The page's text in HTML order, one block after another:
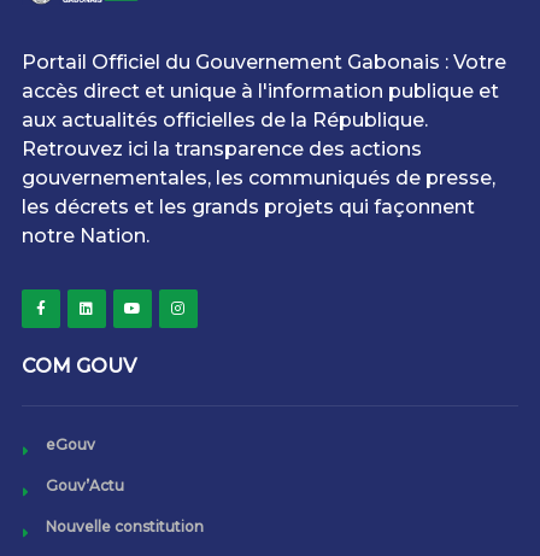
Portail Officiel du Gouvernement Gabonais : Votre
accès direct et unique à l'information publique et
aux actualités officielles de la République.
Retrouvez ici la transparence des actions
gouvernementales, les communiqués de presse,
les décrets et les grands projets qui façonnent
notre Nation.
COM GOUV
eGouv
Gouv’Actu
Nouvelle constitution